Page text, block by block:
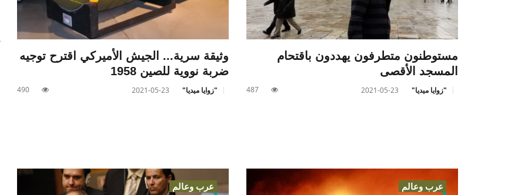
مستوطنون متطرفون يهددون باقتحام
المسجد الأقصى
"زوايا ميديا" 2021-05-23
487
وثيقة سرية... الجيش الأميركي اقترح توجيه
ضربة نووية للصين 1958
"زوايا ميديا" 2021-05-23
490
عرب وعالم عرب وعالم